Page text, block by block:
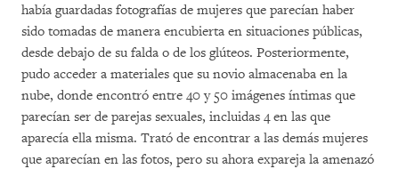
había guardadas fotografías de mujeres que parecían haber
sido tomadas de manera encubierta en situaciones públicas,
desde debajo de su falda o de los glúteos. Posteriormente,
pudo acceder a materiales que su novio almacenaba en la
nube, donde encontró entre 40 y 50 imágenes íntimas que
parecían ser de parejas sexuales, incluidas 4 en las que
aparecía ella misma. Trató de encontrar a las demás mujeres
que aparecían en las fotos, pero su ahora expareja la amenazó